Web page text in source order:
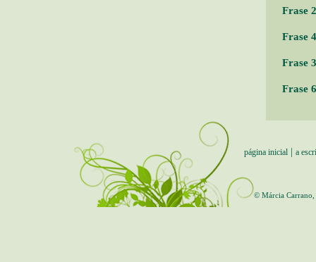
Frase 2
Frase 4
Frase 3
Frase 6
página inicial a
© Márcia Carrano,